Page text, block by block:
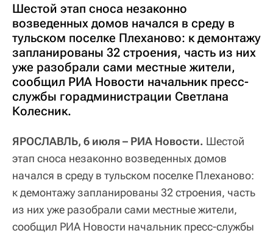
Шестой этап сноса незаконно
возведенных домов начался в среду в
тульском поселке Плеханово: к демонтажу
запланированы 32 строения, часть из них
уже разобрали сами местные жители,
сообщил РИА Новости начальник пресс-
службы горадминистрации Светлана
Колесник.
ЯРОСЛАВЛЬ, 6 июля – РИА Новости. Шестой
этап сноса незаконно возведенных домов
начался в среду в тульском поселке Плеханово:
к демонтажу запланированы 32 строения, часть
из них уже разобрали сами местные жители,
сообщил РИА Новости начальник пресс-службы